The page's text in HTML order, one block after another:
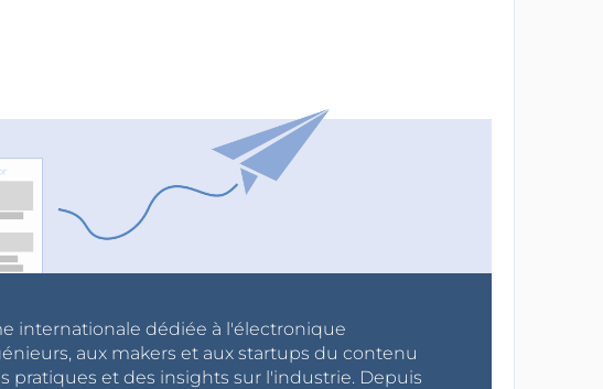
internationale dédiée à l'électronique
aux makers et aux startups du contenu
pratiques et des insights sur l'industrie. Depuis